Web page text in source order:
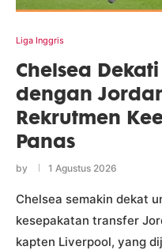
Liga Inggris
Chelsea
dengan
Rekrutmen
Panas
by 1 Agustus 2026
Chelsea semakin dekat
kesepakatan transfer
kapten Liverpool, yang